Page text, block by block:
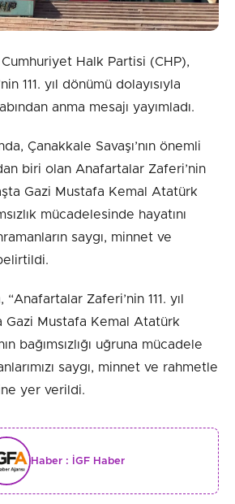
Halk Partisi (CHP),
111. yıl dönümü dolayısıyla
anma mesajı yayımladı.
Çanakkale Savaşı’nın önemli
biri olan Anafartalar Zaferi’nin
Gazi Mustafa Kemal Atatürk
mücadelesinde hayatını
saygı, minnet ve
Zaferi’nin 111. yıl
Gazi Mustafa Kemal Atatürk
bağımsızlığı uğruna mücadele
saygı, minnet ve rahmetle
yer verildi.
Haber : İGF Haber